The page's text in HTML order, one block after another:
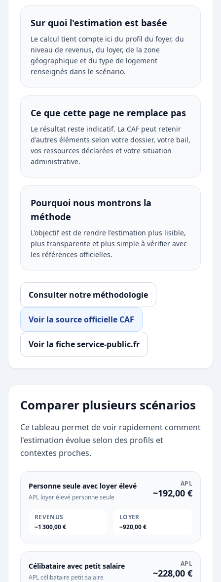
Sur quoi l'estimation est basée
Le calcul tient compte ici du profil du foyer, du
niveau de revenus, du loyer, de la zone
géographique et du type de logement
renseignés dans le scénario.
Ce que cette page ne remplace pas
Le résultat reste indicatif. La CAF peut retenir
d'autres éléments selon votre dossier, votre bail,
vos ressources déclarées et votre situation
administrative.
Pourquoi nous montrons la
méthode
L'objectif est de rendre l'estimation plus lisible,
plus transparente et plus simple à vérifier avec
les références officielles.
Consulter notre méthodologie
Voir la source officielle CAF
Voir la fiche service-public.fr
Comparer plusieurs scénarios
Ce tableau permet de voir rapidement comment
l'estimation évolue selon des profils et
contextes proches.
Personne seule avec loyer élevé
APL loyer élevé personne seule
APL
~192,00 €
REVENUS
~1 300,00 €
LOYER
~920,00 €
Célibataire avec petit salaire
APL célibataire petit salaire
APL
~228,00 €